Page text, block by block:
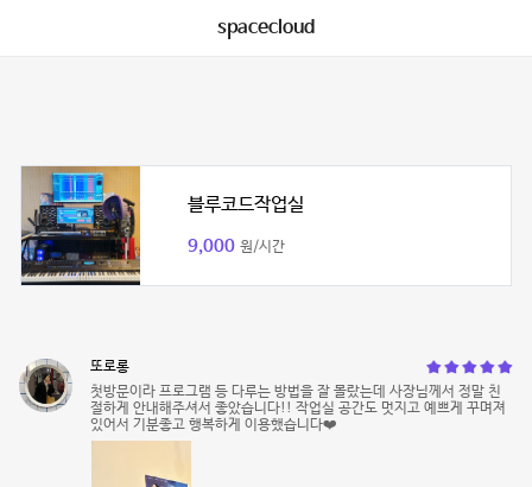
spacecloud
블루코드작업실
9,000 원/시간
또로롱
첫방문이라 프로그램 등 다루는 방법을 잘 몰랐는데 사장님께서 정말 친
절하게 안내해주셔서 좋았습니다!! 작업실 공간도 멋지고 예쁘게 꾸며져
있어서 기분좋고 행복하게 이용했습니다❤️